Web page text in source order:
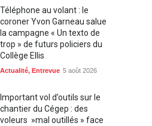
Téléphone au volant : le
coroner Yvon Garneau salue
la campagne « Un texto de
trop » de futurs policiers du
Collège Ellis
Actualité, Entrevue 5 août 2026
Important vol d’outils sur le
chantier du Cégep : des
voleurs »mal outillés » face